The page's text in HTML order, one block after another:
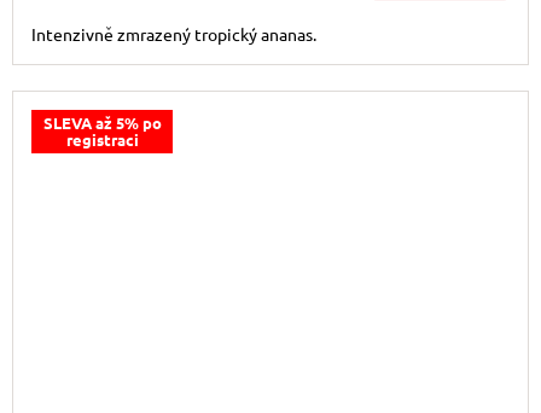
Intenzivně zmrazený tropický ananas.
SLEVA až 5% po
registraci